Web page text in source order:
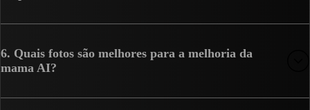
6. Quais fotos são melhores para a melhoria da
mama AI?